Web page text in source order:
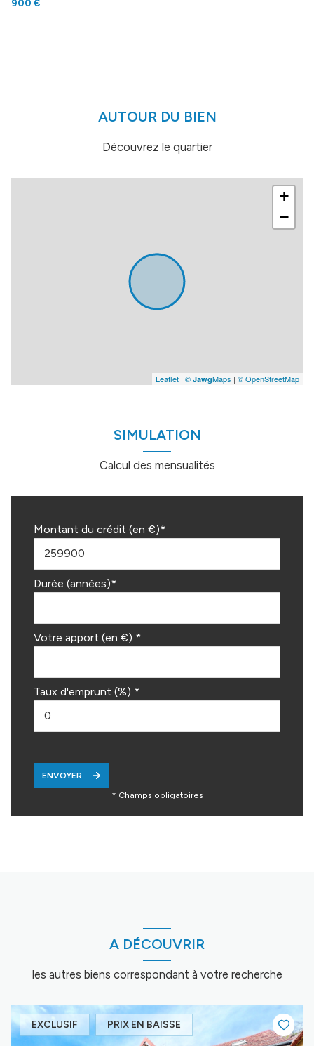
900 €
AUTOUR DU BIEN
Découvrez le quartier
+
−
Leaflet | © JawgMaps | © OpenStreetMap
SIMULATION
Calcul des mensualités
Montant du crédit (en €)*
Durée (années)*
Votre apport (en €) *
Taux d'emprunt (%) *
ENVOYER
* Champs obligatoires
A DÉCOUVRIR
les autres biens correspondant à votre recherche
EXCLUSIF PRIX EN BAISSE